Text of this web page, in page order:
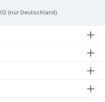
(nur Deutschland)